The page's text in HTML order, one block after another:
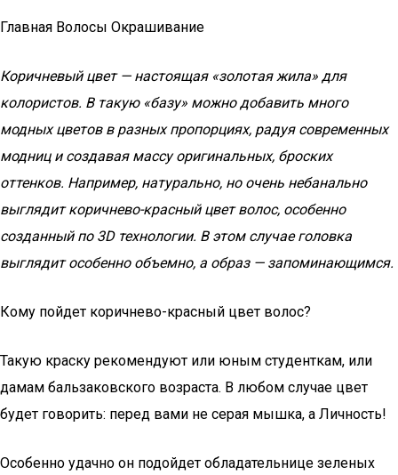
Главная Волосы Окрашивание
Коричневый цвет — настоящая «золотая жила» для
колористов. В такую «базу» можно добавить много
модных цветов в разных пропорциях, радуя современных
модниц и создавая массу оригинальных, броских
оттенков. Например, натурально, но очень небанально
выглядит коричнево-красный цвет волос, особенно
созданный по 3D технологии. В этом случае головка
выглядит особенно объемно, а образ — запоминающимся.
Кому пойдет коричнево-красный цвет волос?
Такую краску рекомендуют или юным студенткам, или
дамам бальзаковского возраста. В любом случае цвет
будет говорить: перед вами не серая мышка, а Личность!
Особенно удачно он подойдет обладательнице зеленых